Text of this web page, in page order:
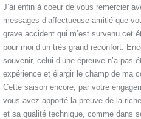
J’ai enfin à coeur de vous remercier
messages d’affectueuse amitié que
grave accident qui m’est survenu cet
pour moi d’un très grand réconfort.
souvenir, celui d’une épreuve n’a pas
expérience et élargir le champ de ma
Cette saison encore, par votre
vous avez apporté la preuve de la
et sa qualité technique, comme dans